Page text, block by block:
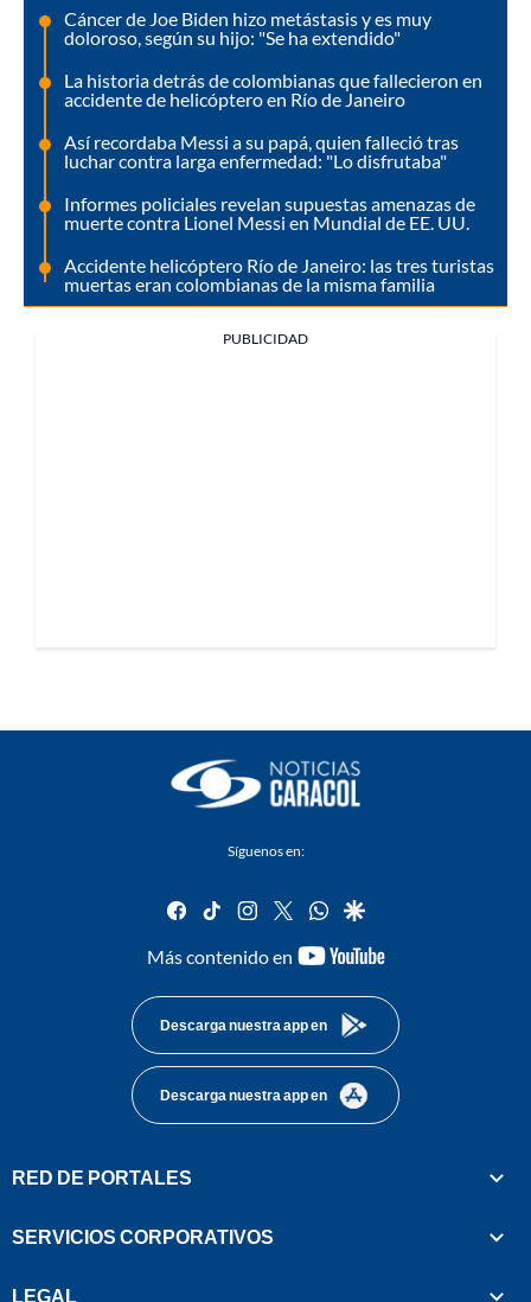
Cáncer de Joe Biden hizo metástasis y es muy
doloroso, según su hijo: "Se ha extendido"
La historia detrás de colombianas que fallecieron en
accidente de helicóptero en Río de Janeiro
Así recordaba Messi a su papá, quien falleció tras
luchar contra larga enfermedad: "Lo disfrutaba"
Informes policiales revelan supuestas amenazas de
muerte contra Lionel Messi en Mundial de EE. UU.
Accidente helicóptero Río de Janeiro: las tres turistas
muertas eran colombianas de la misma familia
PUBLICIDAD
Síguenos en:
facebook
tiktok instagram
twitterwhatsapp
google
Más contenido en
youtube-
Descarga nuestra app en
Descarga nuestra app en
RED DE PORTALES
SERVICIOS CORPORATIVOS
LEGAL